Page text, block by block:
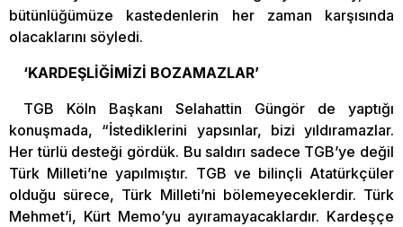
bütünlüğümüze kastedenlerin her zaman karşısında
olacaklarını söyledi.
‘KARDEŞLİĞİMİZİ BOZAMAZLAR’
TGB Köln Başkanı Selahattin Güngör de yaptığı
konuşmada, “İstediklerini yapsınlar, bizi yıldıramazlar.
Her türlü desteği gördük. Bu saldırı sadece TGB’ye değil
Türk Milleti’ne yapılmıştır. TGB ve bilinçli Atatürkçüler
olduğu sürece, Türk Milleti’ni bölemeyeceklerdir. Türk
Mehmet’i, Kürt Memo’yu ayıramayacaklardır. Kardeşçe